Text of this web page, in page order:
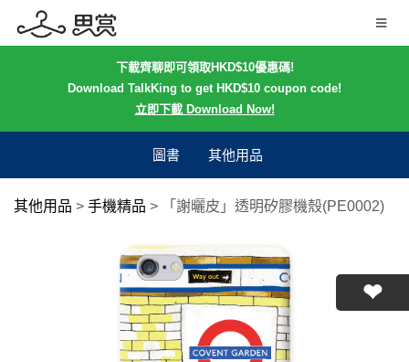
下載齊聊即可領取HKD$10優惠碼!
Download TalkKing to get HKD$10 coupon code!
立即下載 Download Now!
圖書 其他用品
其他用品 > 手機精品 > 「謝曬皮」透明矽膠機殼(PE0002)